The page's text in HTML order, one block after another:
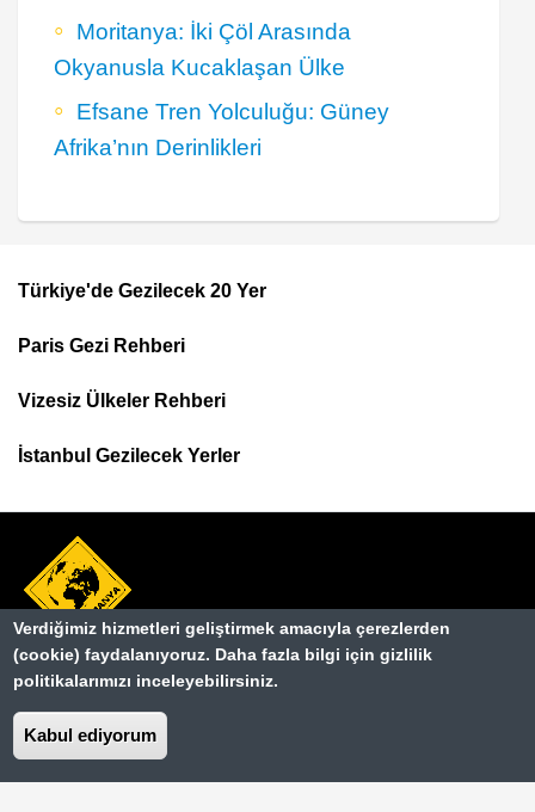
Moritanya: İki Çöl Arasında
Okyanusla Kucaklaşan Ülke
Efsane Tren Yolculuğu: Güney
Afrika’nın Derinlikleri
Top
Menu
Türkiye'de Gezilecek 20 Yer
Paris Gezi Rehberi
Vizesiz Ülkeler Rehberi
İstanbul Gezilecek Yerler
Dipnot
Hakkımızda
Verdiğimiz hizmetleri geliştirmek amacıyla çerezlerden
(cookie) faydalanıyoruz. Daha fazla bilgi için gizlilik
politikalarımızı inceleyebilirsiniz.
Kabul ediyorum